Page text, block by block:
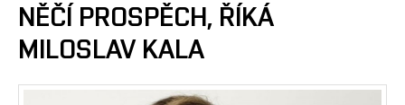
NĚČÍ PROSPĚCH, ŘÍKÁ
MILOSLAV KALA